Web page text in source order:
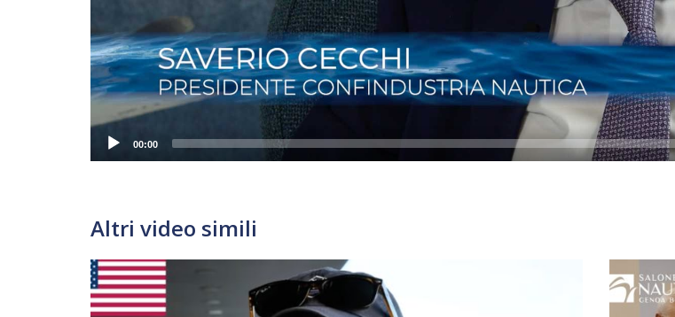
00:00
Altri video simili